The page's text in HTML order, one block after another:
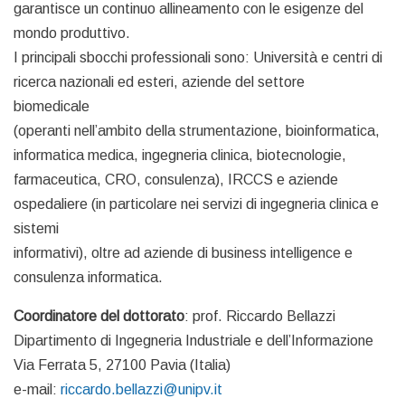
garantisce un continuo allineamento con le esigenze del
mondo produttivo.
I principali sbocchi professionali sono: Università e centri di
ricerca nazionali ed esteri, aziende del settore
biomedicale
(operanti nell’ambito della strumentazione, bioinformatica,
informatica medica, ingegneria clinica, biotecnologie,
farmaceutica, CRO, consulenza), IRCCS e aziende
ospedaliere (in particolare nei servizi di ingegneria clinica e
sistemi
informativi), oltre ad aziende di business intelligence e
consulenza informatica.
Coordinatore del dottorato: prof. Riccardo Bellazzi
Dipartimento di Ingegneria Industriale e dell’Informazione
Via Ferrata 5, 27100 Pavia (Italia)
e-mail: riccardo.bellazzi@unipv.it